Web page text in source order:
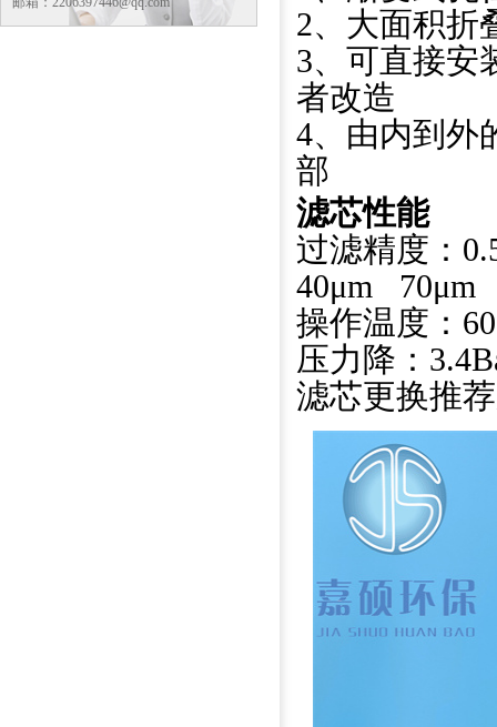
2、大面积折
3、可直接安
者改造
4、由内到外
部
滤芯性能
过滤精度：
40μm 70μm
操作温度：
压力降：
滤芯更换推